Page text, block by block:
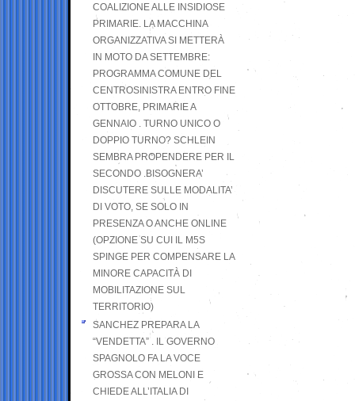
COALIZIONE ALLE INSIDIOSE
PRIMARIE. LA MACCHINA
ORGANIZZATIVA SI METTERÀ
IN MOTO DA SETTEMBRE:
PROGRAMMA COMUNE DEL
CENTROSINISTRA ENTRO FINE
OTTOBRE, PRIMARIE A
GENNAIO . TURNO UNICO O
DOPPIO TURNO? SCHLEIN
SEMBRA PROPENDERE PER IL
SECONDO .BISOGNERA’
DISCUTERE SULLE MODALITA’
DI VOTO, SE SOLO IN
PRESENZA O ANCHE ONLINE
(OPZIONE SU CUI IL M5S
SPINGE PER COMPENSARE LA
MINORE CAPACITÀ DI
MOBILITAZIONE SUL
TERRITORIO)
SANCHEZ PREPARA LA
“VENDETTA” . IL GOVERNO
SPAGNOLO FA LA VOCE
GROSSA CON MELONI E
CHIEDE ALL’ITALIA DI